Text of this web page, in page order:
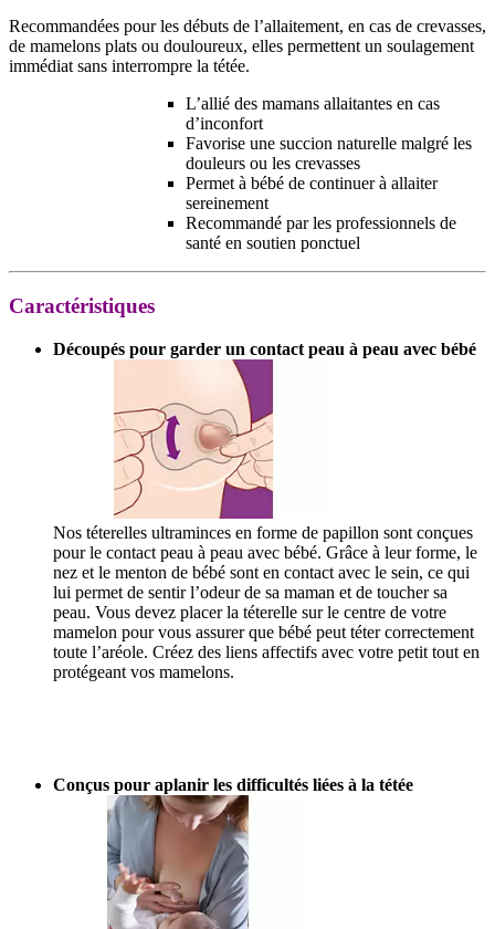
Recommandées pour les débuts de l’allaitement, en cas de crevasses,
de mamelons plats ou douloureux, elles permettent un soulagement
immédiat sans interrompre la tétée.
L’allié des mamans allaitantes en cas
d’inconfort
Favorise une succion naturelle malgré les
douleurs ou les crevasses
Permet à bébé de continuer à allaiter
sereinement
Recommandé par les professionnels de
santé en soutien ponctuel
Caractéristiques
Découpés pour garder un contact peau à peau avec bébé
Nos téterelles ultraminces en forme de papillon sont conçues
pour le contact peau à peau avec bébé. Grâce à leur forme, le
nez et le menton de bébé sont en contact avec le sein, ce qui
lui permet de sentir l’odeur de sa maman et de toucher sa
peau. Vous devez placer la téterelle sur le centre de votre
mamelon pour vous assurer que bébé peut téter correctement
toute l’aréole. Créez des liens affectifs avec votre petit tout en
protégeant vos mamelons.
Conçus pour aplanir les difficultés liées à la tétée